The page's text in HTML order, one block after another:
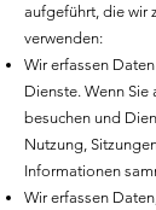
aufgeführt, die wir
verwenden:
Wir erfassen
Dienste. Wenn Sie
besuchen und
Nutzung,
Informationen
Wir erfassen